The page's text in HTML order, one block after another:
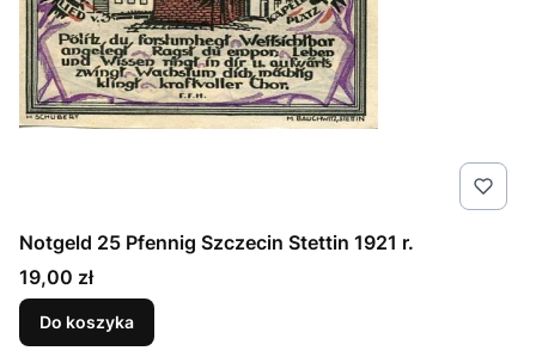
Notgeld 25 Pfennig Szczecin Stettin 1921 r.
Cena
19,00 zł
Do koszyka